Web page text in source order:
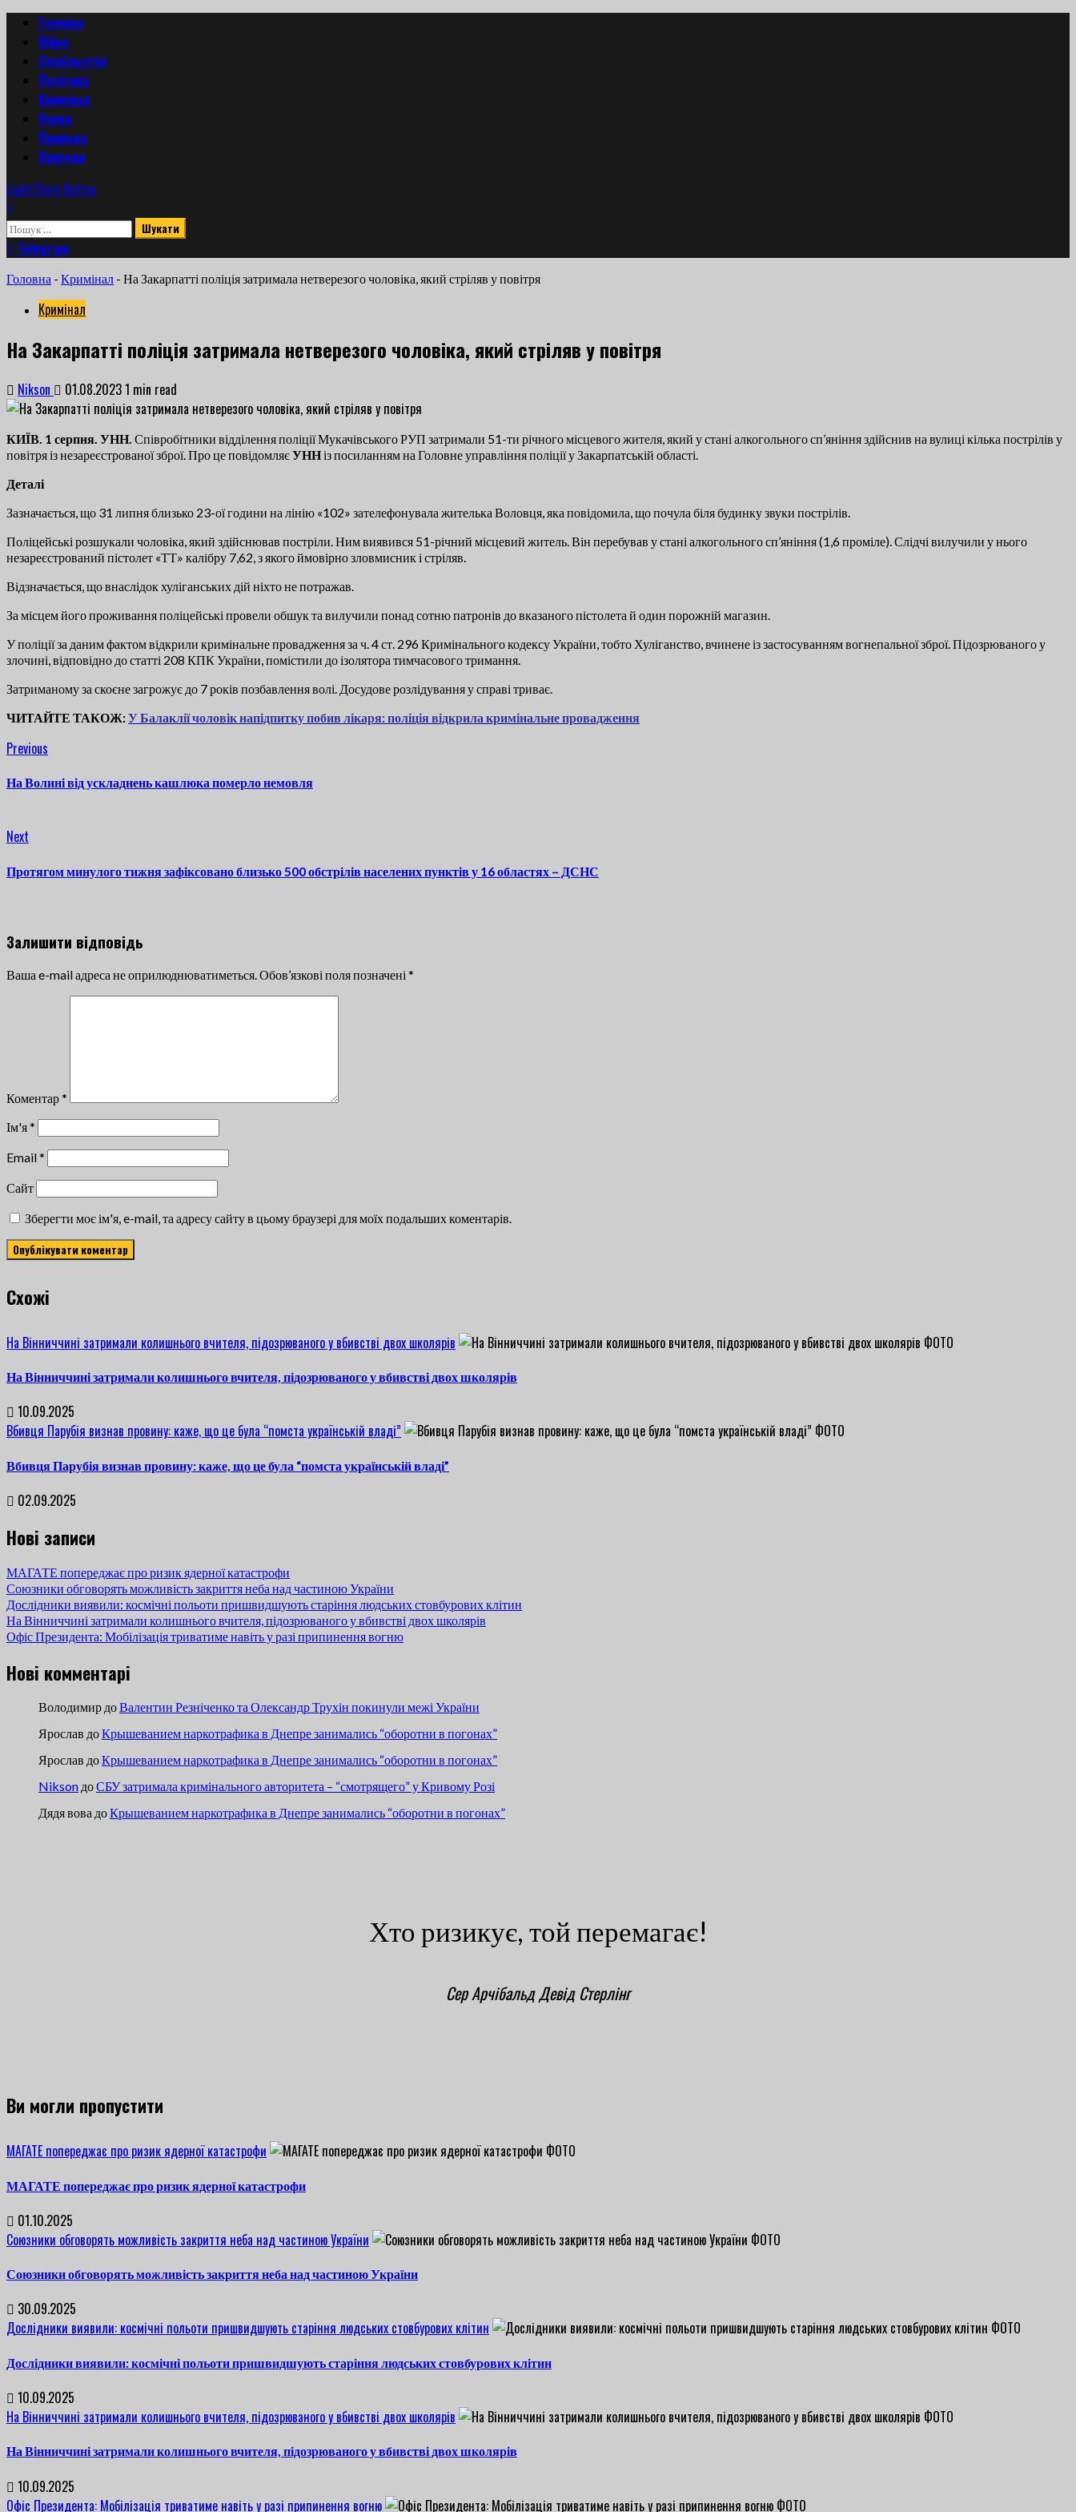
Skip
content
Primary
Menu
Головна
Війна
Суспільство
Політика
Кримінал
Наука
Природа
Пригоди
Light/Dark Button
Пошук:
Telegram
Головна - Кримінал - На Закарпатті поліція затримала нетверезого чоловіка, який стріляв у повітря
Кримінал
На Закарпатті поліція затримала нетверезого чоловіка, який стріляв у повітря
Nikson 01.08.20231 min read
КИЇВ. 1 серпня. УНН. Співробітники відділення поліції Мукачівського РУП затримали 51-ти річного місцевого жителя, який у стані алкогольного сп’яніння здійснив на вулиці кілька пострілів у
повітря із незареєстрованої зброї. Про це повідомляєУННіз посиланням на Головне управління поліції у Закарпатській області.
Деталі
Зазначається, що 31 липня близько 23-ої години на лінію «102» зателефонувала жителька Воловця, яка повідомила, що почула біля будинку звуки пострілів.
Поліцейські розшукали чоловіка, який здійснював постріли. Ним виявився 51-річний місцевий житель. Він перебував у стані алкогольного сп’яніння (1,6 проміле). Слідчі вилучили у нього
незареєстрований пістолет «ТТ» калібру 7,62, з якого ймовірно зловмисник і стріляв.
Відзначається, що внаслідок хуліганських дій ніхто не потражав.
За місцем його проживання поліцейські провели обшук та вилучили понад сотню патронів до вказаного пістолета й один порожній магазин.
У поліції за даним фактом відкрили кримінальне провадження за ч. 4 ст. 296 Кримінального кодексу України, тобто Хуліганство, вчинене із застосуванням вогнепальної зброї. Підозрюваного у
злочині, відповідно до статті 208 КПК України, помістили до ізолятора тимчасового тримання.
Затриманому за скоєне загрожує до 7 років позбавлення волі. Досудове розлідування у справі триває.
ЧИТАЙТЕ ТАКОЖ:У Балаклії чоловік напідпитку побив лікаря: поліція відкрила кримінальне провадження
Continue
Reading
Previous
На Волині від ускладнень кашлюка померло немовля
Next
Протягом минулого тижня зафіксовано близько 500 обстрілів населених пунктів у 16 областях – ДСНС
Залишити відповідь
Ваша e-mail адреса не оприлюднюватиметься.Обов’язкові поля позначені *
Коментар*
Ім'я*
Email*
Сайт
Зберегти моє ім'я, e-mail, та адресу сайту в цьому браузері для моїх подальших коментарів.
Cхожі
На Вінниччині затримали колишнього вчителя, підозрюваного у вбивстві двох школярів
На Вінниччині затримали колишнього вчителя, підозрюваного у вбивстві двох школярів
10.09.2025
Вбивця Парубія визнав провину: каже, що це була “помста українській владі”
Вбивця Парубія визнав провину: каже, що це була “помста українській владі”
02.09.2025
Нові записи
МАГАТЕ попереджає про ризик ядерної катастрофи
Союзники обговорять можливість закриття неба над частиною України
Дослідники виявили: космічні польоти пришвидшують старіння людських стовбурових клітин
На Вінниччині затримали колишнього вчителя, підозрюваного у вбивстві двох школярів
Офіс Президента: Мобілізація триватиме навіть у разі припинення вогню
Нові комментарі
Володимир доВалентин Резніченко та Олександр Трухін покинули межі України
Ярослав доКрышеванием наркотрафика в Днепре занимались “оборотни в погонах”
Ярослав доКрышеванием наркотрафика в Днепре занимались “оборотни в погонах”
Nikson доСБУ затримала кримінального авторитета – “смотрящего” у Кривому Розі
Дядя вова доКрышеванием наркотрафика в Днепре занимались “оборотни в погонах”
Хто ризикує, той перемагає!
Сер Арчібальд Девід Стерлінг
Ви могли пропустити
МАГАТЕ попереджає про ризик ядерної катастрофи
МАГАТЕ попереджає про ризик ядерної катастрофи
01.10.2025
Союзники обговорять можливість закриття неба над частиною України
Союзники обговорять можливість закриття неба над частиною України
30.09.2025
Дослідники виявили: космічні польоти пришвидшують старіння людських стовбурових клітин
Дослідники виявили: космічні польоти пришвидшують старіння людських стовбурових клітин
10.09.2025
На Вінниччині затримали колишнього вчителя, підозрюваного у вбивстві двох школярів
На Вінниччині затримали колишнього вчителя, підозрюваного у вбивстві двох школярів
10.09.2025
Офіс Президента: Мобілізація триватиме навіть у разі припинення вогню